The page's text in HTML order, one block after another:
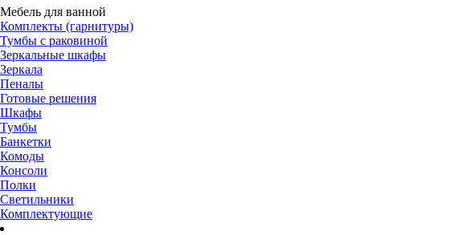
Мебель для ванной
Комплекты (гарнитуры)
Тумбы с раковиной
Зеркальные шкафы
Зеркала
Пеналы
Готовые решения
Шкафы
Тумбы
Банкетки
Комоды
Консоли
Полки
Светильники
Комплектующие